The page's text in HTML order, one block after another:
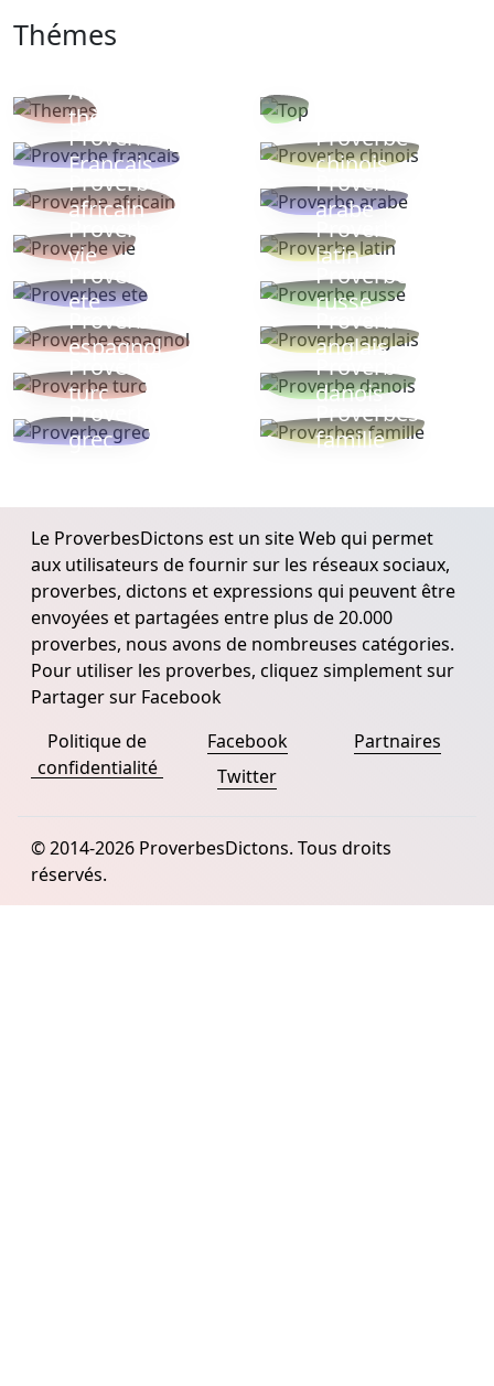
Thémes
Autres
thèmes
Proverbe
Français
Proverbe
chinois
Proverbe
africain
Proverbe
arabe
Proverbe
vie
Proverbe
latin
Proverbes
ete
Proverbe
russe
Proverbe
espagnol
Proverbe
anglais
Proverbe
turc
Proverbe
danois
Proverbe
grec
Proverbes
famille
Le ProverbesDictons est un site Web qui permet
aux utilisateurs de fournir sur les réseaux sociaux,
proverbes, dictons et expressions qui peuvent être
envoyées et partagées entre plus de 20.000
proverbes, nous avons de nombreuses catégories.
Pour utiliser les proverbes, cliquez simplement sur
Partager sur Facebook
Politique de
confidentialité
Facebook
Twitter
Partnaires
© 2014-2026 ProverbesDictons. Tous droits
réservés.